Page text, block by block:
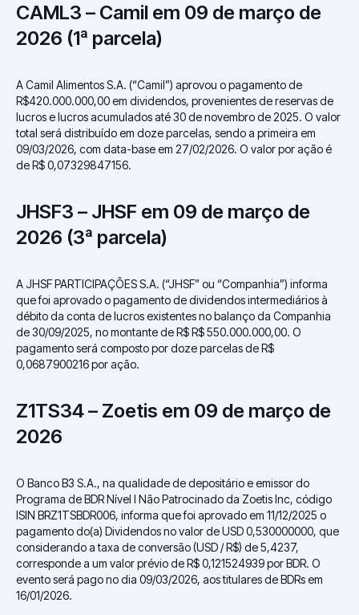
CAML3 – Camil em 09 de março de
2026 (1ª parcela)
A Camil Alimentos S.A. (“Camil”) aprovou o pagamento de
R$420.000.000,00 em dividendos, provenientes de reservas de
lucros e lucros acumulados até 30 de novembro de 2025. O valor
total será distribuído em doze parcelas, sendo a primeira em
09/03/2026, com data-base em 27/02/2026. O valor por ação é
de R$ 0,07329847156.
JHSF3 – JHSF em 09 de março de
2026 (3ª parcela)
A JHSF PARTICIPAÇÕES S.A. (“JHSF” ou “Companhia”) informa
que foi aprovado o pagamento de dividendos intermediários à
débito da conta de lucros existentes no balanço da Companhia
de 30/09/2025, no montante de R$ R$ 550.000.000,00. O
pagamento será composto por doze parcelas de R$
0,0687900216 por ação.
Z1TS34 – Zoetis em 09 de março de
2026
O Banco B3 S.A., na qualidade de depositário e emissor do
Programa de BDR Nível I Não Patrocinado da Zoetis Inc, código
ISIN BRZ1TSBDR006, informa que foi aprovado em 11/12/2025 o
pagamento do(a) Dividendos no valor de USD 0,530000000, que
considerando a taxa de conversão (USD / R$) de 5,4237,
corresponde a um valor prévio de R$ 0,121524939 por BDR. O
evento será pago no dia 09/03/2026, aos titulares de BDRs em
16/01/2026.